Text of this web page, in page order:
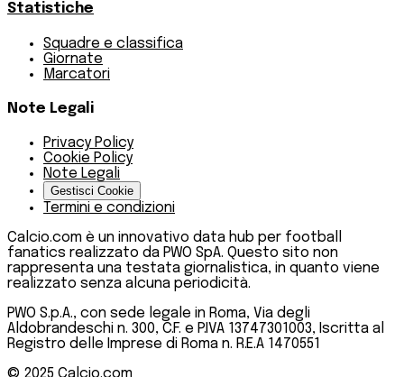
Statistiche
Squadre e classifica
Giornate
Marcatori
Note Legali
Privacy Policy
Cookie Policy
Note Legali
Gestisci Cookie
Termini e condizioni
Calcio.com è un innovativo data hub per football
fanatics realizzato da PWO SpA. Questo sito non
rappresenta una testata giornalistica, in quanto viene
realizzato senza alcuna periodicità.
PWO S.p.A., con sede legale in Roma, Via degli
Aldobrandeschi n. 300, C.F. e P.IVA 13747301003, Iscritta al
Registro delle Imprese di Roma n. R.E.A 1470551